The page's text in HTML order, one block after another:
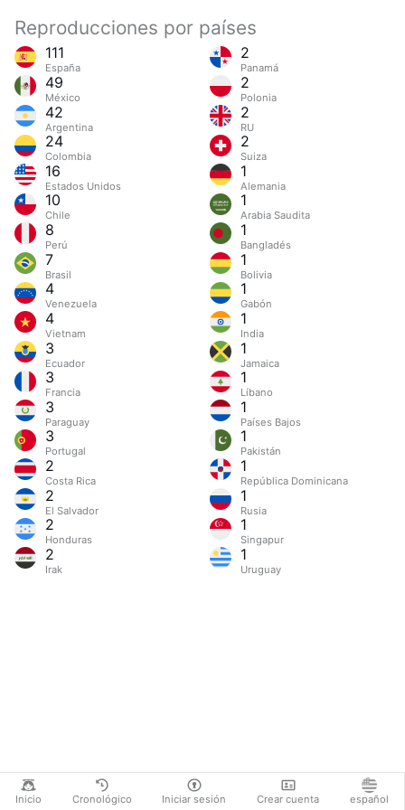
Inicio Cronológico Iniciar sesión Crear cuenta español
Reproducciones por países
111
España
49
México
42
Argentina
24
Colombia
16
Estados Unidos
10
Chile
8
Perú
7
Brasil
4
Venezuela
4
Vietnam
3
Ecuador
3
Francia
3
Paraguay
3
Portugal
2
Costa Rica
2
El Salvador
2
Honduras
2
Irak
2
Panamá
2
Polonia
2
RU
2
Suiza
1
Alemania
1
Arabia Saudita
1
Bangladés
1
Bolivia
1
Gabón
1
India
1
Jamaica
1
Líbano
1
Países Bajos
1
Pakistán
1
República Dominicana
1
Rusia
1
Singapur
1
Uruguay